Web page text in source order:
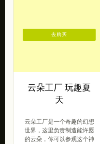
云朵工厂 玩趣夏
天
的云朵，你可以参观这个神
秘的工厂以及这座美丽的小
城，了解许愿云 […]
2014/06/25